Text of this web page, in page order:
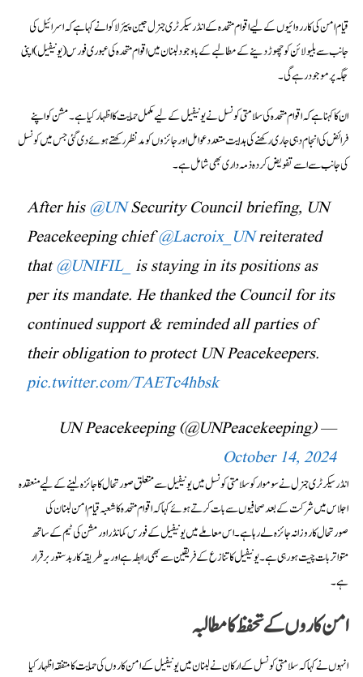
قیام امن کی کارروائیوں کے لیے اقوام متحدہ کے انڈر سیکرٹری جنرل جین پیئر لاکوا نے کہا ہے کہ اسرائیل کی
جانب سے بلیو لائن کو چھوڑ دینے کے مطالبے کے باوجود لبنان میں اقوام متحدہ کی عبوری فورس (یونیفیل) اپنی
جگہ پر موجود رہے گی۔
ان کا کہنا ہے کہ اقوام متحدہ کی سلامتی کونسل نے یونیفیل کے لیے مکمل حمایت کا اظہار کیا ہے۔ مشن کو اپنے
فرائض کی انجام دہی جاری رکھنے کی ہدایت متعدد عوامل اور جائزوں کو مدنظر رکھتے ہوئے دی گئی جس میں کونسل
کی جانب سے اسے تفویض کردہ ذمہ داری بھی شامل ہے۔
After his@UNSecurity Council briefing, UN
Peacekeeping chief@Lacroix_UNreiterated
that@UNIFIL_ is staying in its positions as
per its mandate. He thanked the Council for its
continued support & reminded all parties of
their obligation to protect UN Peacekeepers.
pic.twitter.com/TAETc4hbsk
— UN Peacekeeping (@UNPeacekeeping)
October 14, 2024
انڈر سیکرٹری جنرل نے سوموار کو سلامتی کونسل میں یونیفیل سے متعلق صورتحال کا جائزہ لینے کے لیے منعقدہ
اجلاس میں شرکت کے بعد صحافیوں سے بات کرتے ہوئے کہا کہ اقوام متحدہ کا شعبہ قیام امن لبنان کی
صورتحال کا روزانہ جائزہ لے رہا ہے۔ اس معاملے میں یونیفیل کے فورس کمانڈر اور مشن کی ٹیم کے ساتھ
متواتر بات چیت ہو رہی ہے۔ یونیفیل کا تنازع کے فریقین سے بھی رابطہ ہے اور یہ طریقہ کار بدستور برقرار
ہے۔
امن کاروں کے تحفظ کا مطالبہ
انہوں نے کہا کہ سلامتی کونسل کے ارکان نے لبنان میں یونیفیل کے امن کاروں کی حمایت کا متفقہ اظہار کیا